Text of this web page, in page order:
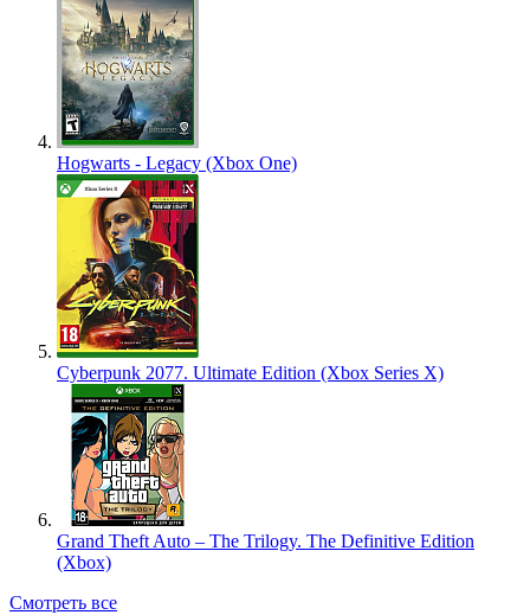
Hogwarts - Legacy (Xbox One)
Cyberpunk 2077. Ultimate Edition (Xbox Series X)
Grand Theft Auto – The Trilogy. The Definitive Edition
(Xbox)
Смотреть все